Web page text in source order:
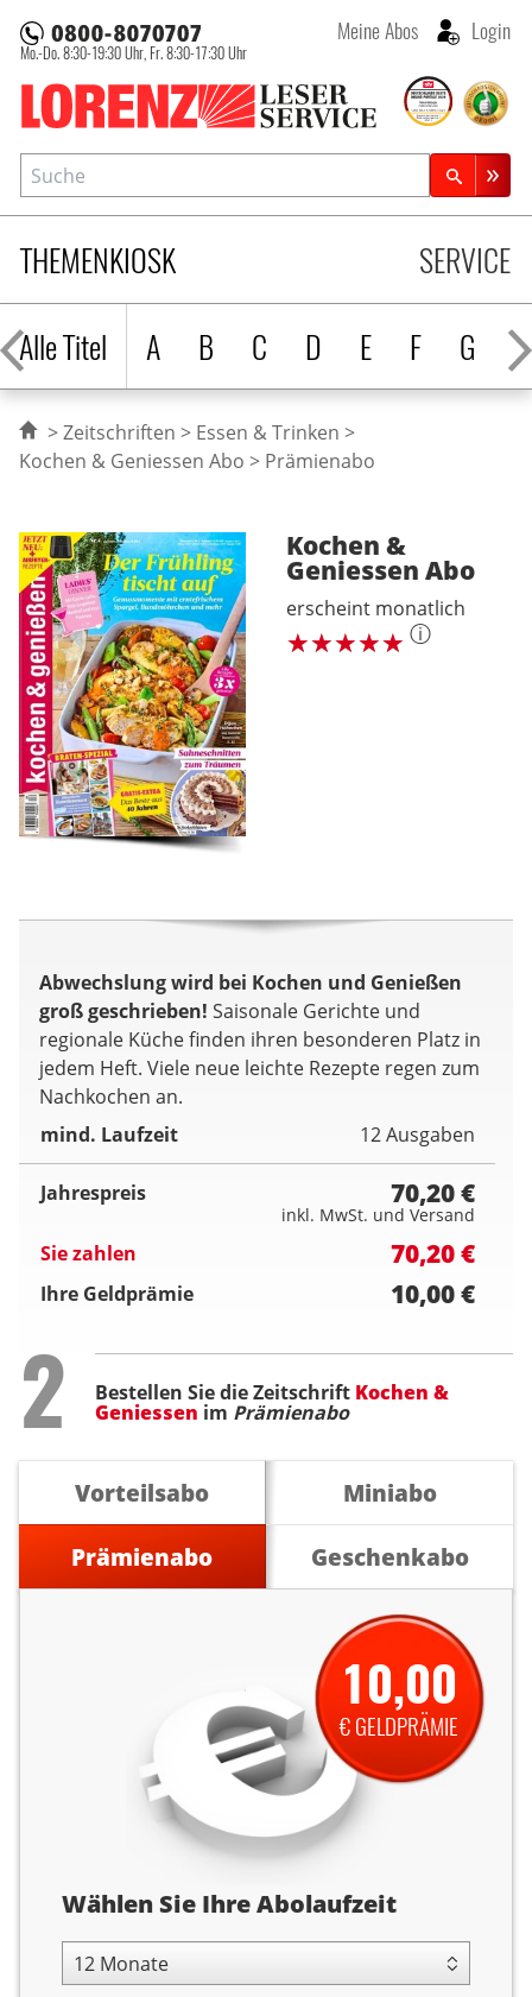
Lorenz Leserservice
Mo.-Do. 8:30-19:30 Uhr, Fr. 8:30-17:30 Uhr
Meine Abos Login
THEMENKIOSK
Alle Titel
A B C D E F G H
SERVICE
Suche
Zeitschriftensuche
Zeitschriften
Essen & Trinken
Kochen & Geniessen Abo
Prämienabo
Kochen &
Geniessen Abo
erscheint monatlich
ⓘ
Abwechslung wird bei Kochen und Genießen
groß geschrieben! Saisonale Gerichte und
regionale Küche finden ihren besonderen Platz in
jedem Heft. Viele neue leichte Rezepte regen zum
Nachkochen an.
mind. Laufzeit
12 Ausgaben
Jahrespreis 70,20 €
inkl. MwSt. und Versand
Sie zahlen 70,20 €
Ihre Geldprämie 10,00 €
Step
2 Bestellen Sie die Zeitschrift Kochen &
Geniessen im Prämienabo
Vorteilsabo
Miniabo
Prämienabo
Geschenkabo
Abolaufzeit
Wählen Sie Ihre Abolaufzeit
10,00
€ GELDPRÄMIE